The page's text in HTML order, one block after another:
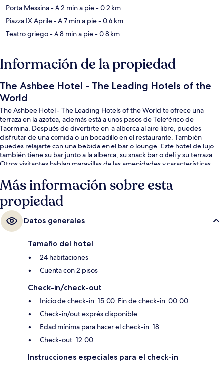
Porta Messina- A 2 min a pie- 0.2 km
Piazza IX Aprile- A 7 min a pie- 0.6 km
Teatro griego- A 8 min a pie- 0.8 km
Información de la propiedad
The Ashbee Hotel - The Leading Hotels of the
World
The Ashbee Hotel - The Leading Hotels of the World te ofrece una
terraza en la azotea, además está a unos pasos de Teleférico de
Taormina. Después de divertirte en la alberca al aire libre, puedes
disfrutar de una comida o un bocadillo en el restaurante. También
puedes relajarte con una bebida en el bar o lounge. Este hotel de lujo
también tiene su bar junto a la alberca, su snack bar o deli y su terraza.
Otros visitantes hablan maravillas de las amenidades y características
Más información sobre esta
propiedad
Datos generales
Tamaño del hotel
24 habitaciones
Cuenta con 2 pisos
Check-in/check-out
Inicio de check-in: 15:00. Fin de check-in: 00:00
Check-in/out exprés disponible
Edad mínima para hacer el check-in: 18
Check-out: 12:00
Instrucciones especiales para el check-in